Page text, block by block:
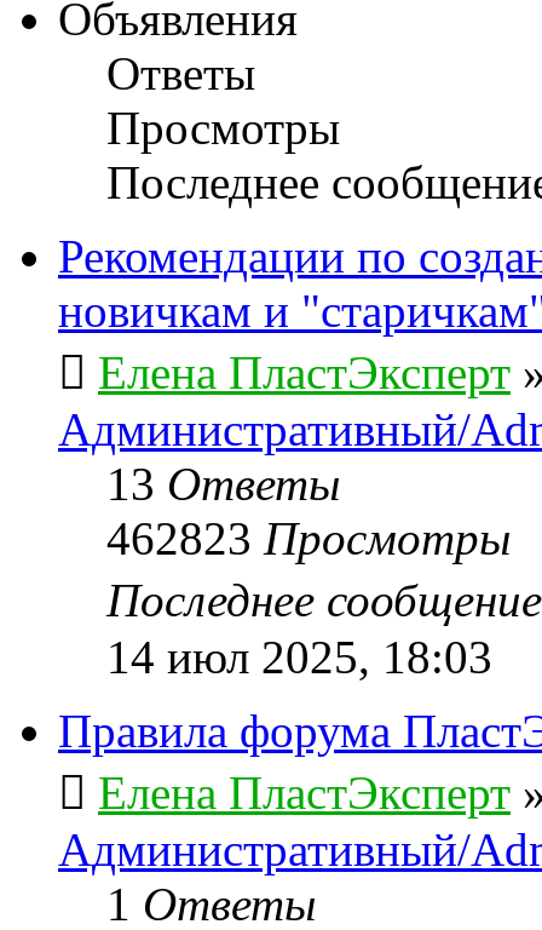
Объявления
Ответы
Просмотры
Последнее
Рекомендации по
новичкам и
Елена ПластЭксперт
Административный/
13 Ответы
462823 Просмотры
Последнее
14 июл 2025, 18:03
Правила форума
Елена ПластЭксперт
Административный/
1 Ответы